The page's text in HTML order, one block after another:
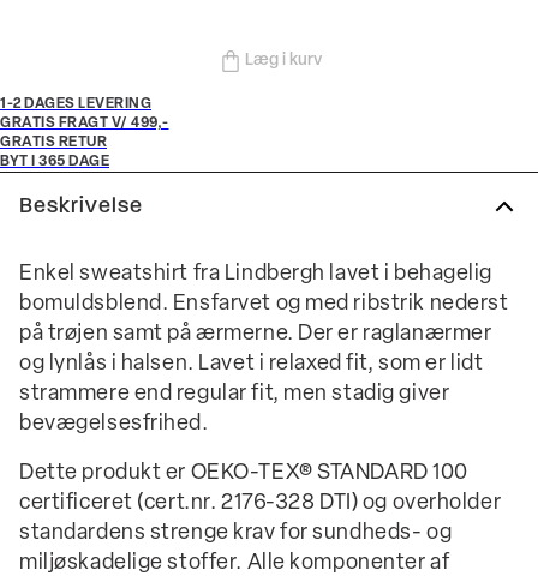
Læg i kurv
1-2 DAGES LEVERING
GRATIS FRAGT V/ 499,-
GRATIS RETUR
BYT I 365 DAGE
Beskrivelse
Enkel sweatshirt fra Lindbergh lavet i behagelig
bomuldsblend. Ensfarvet og med ribstrik nederst
på trøjen samt på ærmerne. Der er raglanærmer
og lynlås i halsen. Lavet i relaxed fit, som er lidt
strammere end regular fit, men stadig giver
bevægelsesfrihed.
Dette produkt er OEKO-TEX® STANDARD 100
certificeret (cert.nr. 2176-328 DTI) og overholder
standardens strenge krav for sundheds- og
miljøskadelige stoffer. Alle komponenter af